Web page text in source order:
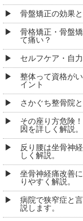
骨盤矯正の効果と
骨格矯正・骨盤
て痛い？
セルフケア・自
整体って資格が
イント
さかぐち整骨院
その座り方危険
因を詳しく解説。
反り腰は坐骨神
しく解説。
坐骨神経痛改善
りやすく解説。
病院で狭窄症と
説します。